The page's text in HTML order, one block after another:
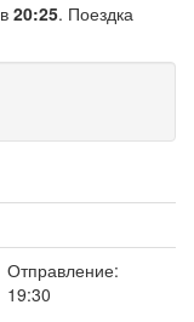
в 20:25. Поездка
Отправление:
19:30